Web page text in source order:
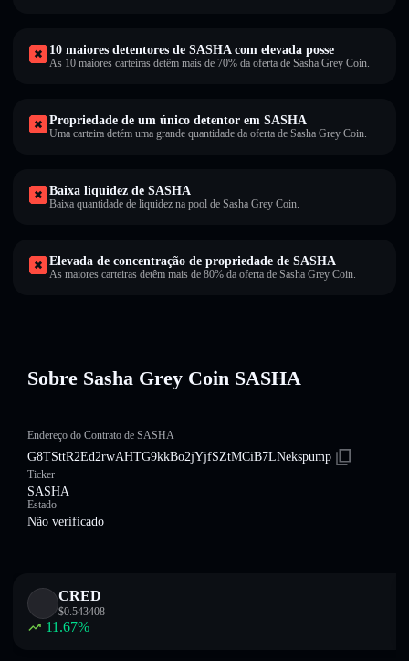
10 maiores detentores de SASHA com elevada posse
As 10 maiores carteiras detêm mais de 70% da oferta de Sasha Grey Coin.
Propriedade de um único detentor em SASHA
Uma carteira detém uma grande quantidade da oferta de Sasha Grey Coin.
Baixa liquidez de SASHA
Baixa quantidade de liquidez na pool de Sasha Grey Coin.
Elevada de concentração de propriedade de SASHA
As maiores carteiras detêm mais de 80% da oferta de Sasha Grey Coin.
Sobre Sasha Grey Coin SASHA
Endereço do Contrato de SASHA
G8TSttR2Ed2rwAHTG9kkBo2jYjfSZtMCiB7LNekspump
Ticker
SASHA
Estado
Não verificado
CRED
$0.543408
11.67%